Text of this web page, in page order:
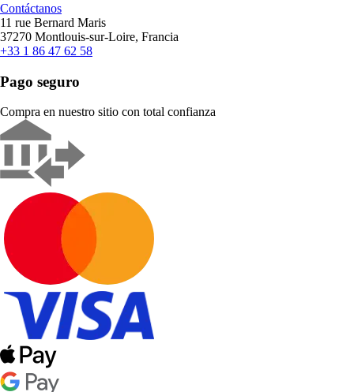
Contáctanos
11 rue Bernard Maris
37270 Montlouis-sur-Loire, Francia
+33 1 86 47 62 58
Pago seguro
Compra en nuestro sitio con total confianza